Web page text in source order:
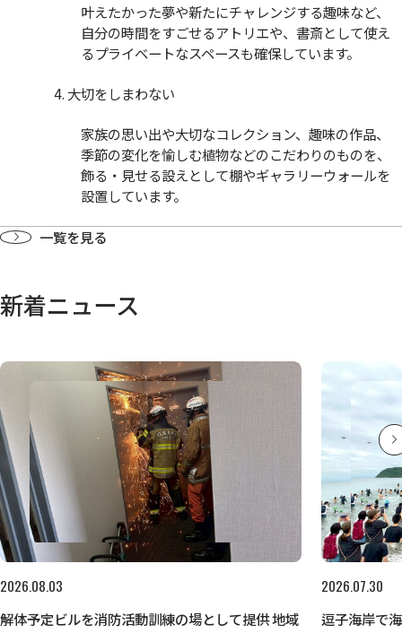
叶えたかった夢や新たにチャレンジする趣味など、
自分の時間をすごせるアトリエや、書斎として使え
るプライベートなスペースも確保しています。
4. 大切をしまわない
家族の思い出や大切なコレクション、趣味の作品、
季節の変化を愉しむ植物などのこだわりのものを、
飾る・見せる設えとして棚やギャラリーウォールを
設置しています。
一覧を見る
新着ニュース
2026.08.03
解体予定ビルを消防活動訓練の場として提供 地域
2026.07.30
逗子海岸で